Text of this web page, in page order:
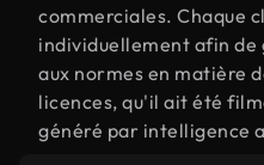
commerciales. Chaque
individuellement afin
aux normes en matière
licences, qu'il ait été
généré par intelligence